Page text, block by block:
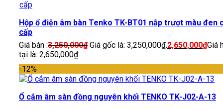
Hộp ổ điện âm bàn Tenko TK-BT01 nắp trượt màu đen
cấp
Giá bán :3,250,000₫ Giá gốc là: 3,250,000₫.2,650,000₫Giá
tại là: 2,650,000₫.
-12%
Ổ cắm âm sàn đồng nguyên khối TENKO TK-J02-A-13